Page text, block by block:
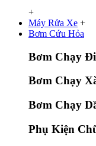
+
Máy Rửa Xe +
Bơm Cứu Hỏa
Bơm Chạy
Bơm Chạy
Bơm Chạy
Phụ Kiện